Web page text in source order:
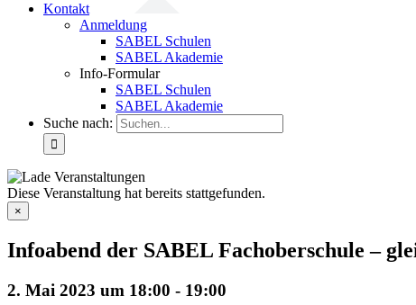
Kontakt
Anmeldung
SABEL Schulen
SABEL Akademie
Info-Formular
SABEL Schulen
SABEL Akademie
Suche nach:
Diese Veranstaltung hat bereits stattgefunden.
×
Infoabend der SABEL Fachoberschule –
2. Mai 2023 um 18:00 - 19:00